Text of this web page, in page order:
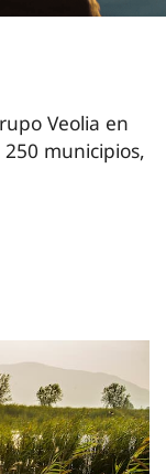
Veolia en
municipios,